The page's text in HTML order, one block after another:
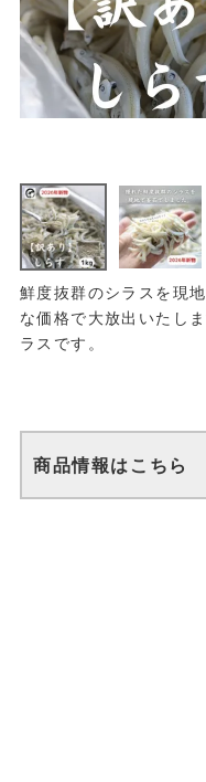
鮮度抜群のシラスを現
な価格で大放出いたし
ラスです。
商品情報はこちら